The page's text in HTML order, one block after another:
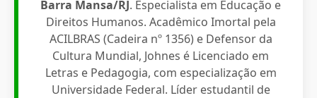
Barra Mansa/RJ. Especialista em Educação e
Direitos Humanos. Acadêmico Imortal pela
ACILBRAS (Cadeira nº 1356) e Defensor da
Cultura Mundial, Johnes é Licenciado em
Letras e Pedagogia, com especialização em
Universidade Federal. Líder estudantil de